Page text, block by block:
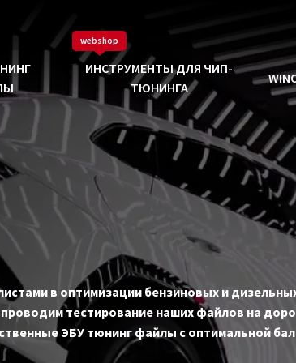
ИНСТРУМЕНТЫ ДЛЯ ЧИП-
ТЮНИНГА
webshop
в оптимизации бензиновых и
тестирование наших файлов на
ЭБУ тюнинг файлы с оптимальной